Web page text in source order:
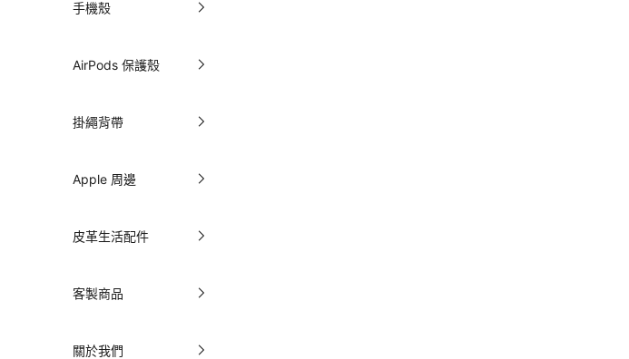
手機殼
AirPods 保護殼
掛繩背帶
Apple 周邊
皮革生活配件
客製商品
關於我們